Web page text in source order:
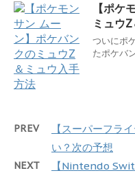
【ポケ
ミュウ
ついにポ
たポケバ
PREV
【スーパーフラ
い？次の予想
NEXT
【Nintendo